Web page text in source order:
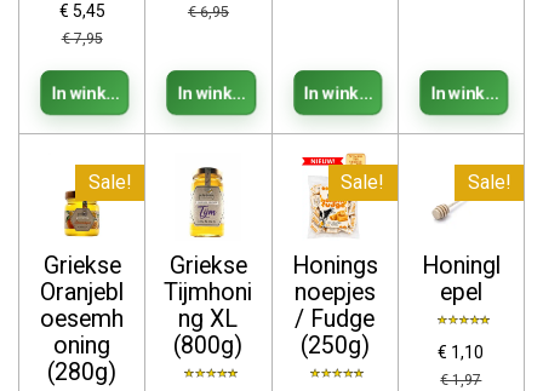
€ 5,45
€ 7,95
In winkelwagen
€ 6,95
In winkelwagen In winkelwagen In
Sale!
Griekse
Oranjebl
oesemh
oning
(280g)
Griekse
Tijmhoni
ng XL
(800g)
Sale!
Honings
noepjes
/ Fudge
(250g)
Sale!
Honingl
epel
€ 1,10
€ 1,97